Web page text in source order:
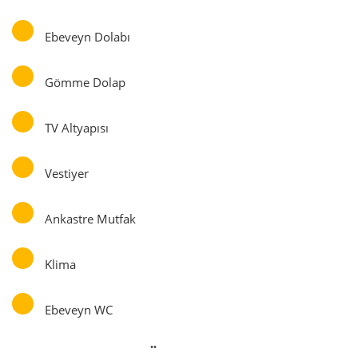
Ebeveyn Dolabı
Gömme Dolap
TV Altyapısı
Vestiyer
Ankastre Mutfak
Klima
Ebeveyn WC